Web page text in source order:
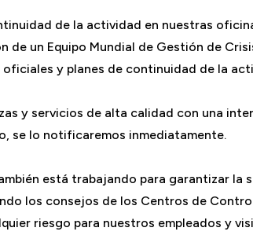
de la actividad en nuestras
un Equipo Mundial de Gestión de
y planes de continuidad de la
y servicios de alta calidad con una
se lo notificaremos inmediatamente.
está trabajando para garantizar la
los consejos de los Centros de
riesgo para nuestros empleados y